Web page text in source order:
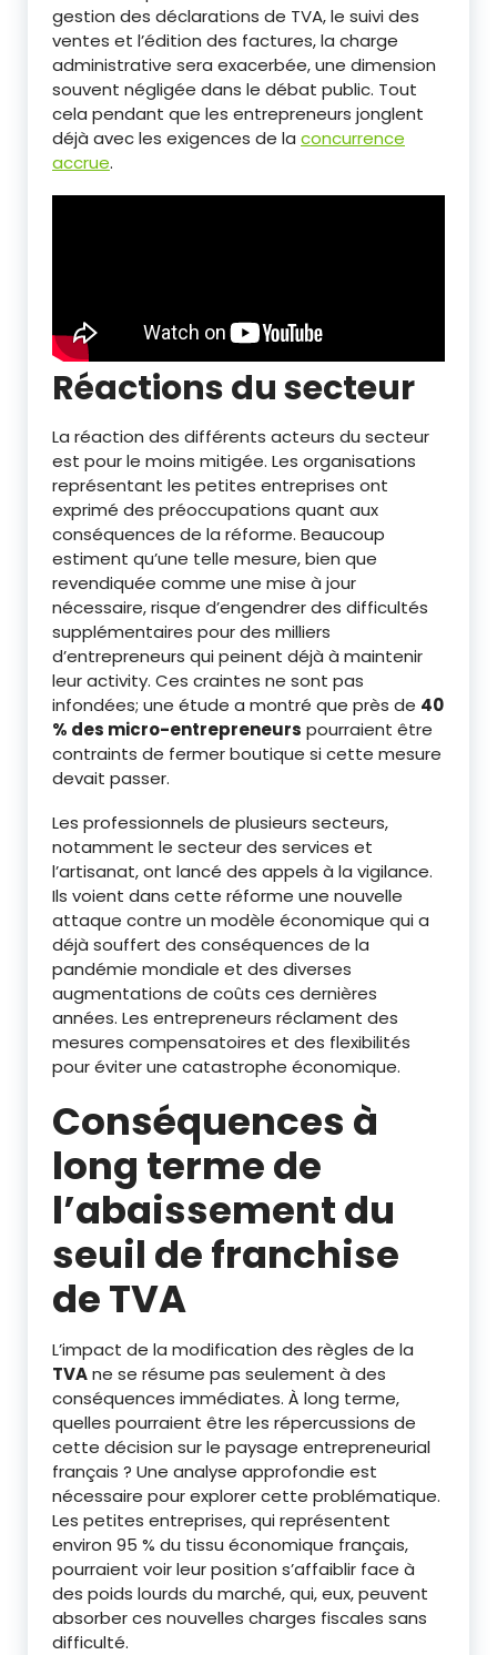
gestion des déclarations de TVA, le suivi des
ventes et l’édition des factures, la charge
administrative sera exacerbée, une dimension
souvent négligée dans le débat public. Tout
cela pendant que les entrepreneurs jonglent
déjà avec les exigences de la concurrence
accrue.
Réactions du secteur
La réaction des différents acteurs du secteur
est pour le moins mitigée. Les organisations
représentant les petites entreprises ont
exprimé des préoccupations quant aux
conséquences de la réforme. Beaucoup
estiment qu’une telle mesure, bien que
revendiquée comme une mise à jour
nécessaire, risque d’engendrer des difficultés
supplémentaires pour des milliers
d’entrepreneurs qui peinent déjà à maintenir
leur activity. Ces craintes ne sont pas
infondées; une étude a montré que près de 40
% des micro-entrepreneurs pourraient être
contraints de fermer boutique si cette mesure
devait passer.
Les professionnels de plusieurs secteurs,
notamment le secteur des services et
l’artisanat, ont lancé des appels à la vigilance.
Ils voient dans cette réforme une nouvelle
attaque contre un modèle économique qui a
déjà souffert des conséquences de la
pandémie mondiale et des diverses
augmentations de coûts ces dernières
années. Les entrepreneurs réclament des
mesures compensatoires et des flexibilités
pour éviter une catastrophe économique.
Conséquences à
long terme de
l’abaissement du
seuil de franchise
de TVA
L’impact de la modification des règles de la
TVAne se résume pas seulement à des
conséquences immédiates. À long terme,
quelles pourraient être les répercussions de
cette décision sur le paysage entrepreneurial
français ? Une analyse approfondie est
nécessaire pour explorer cette problématique.
Les petites entreprises, qui représentent
environ 95 % du tissu économique français,
pourraient voir leur position s’affaiblir face à
des poids lourds du marché, qui, eux, peuvent
absorber ces nouvelles charges fiscales sans
difficulté.